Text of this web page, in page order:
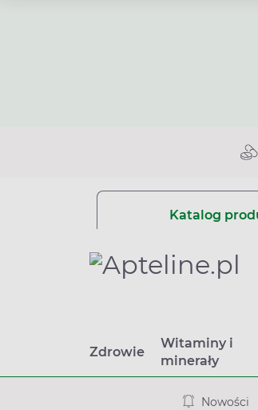
Katalog
Zdrowie
Witaminy i
minerały
Nowości